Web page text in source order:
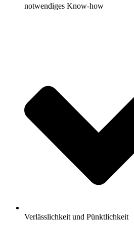
notwendiges Know-how
Verlässlichkeit und Pünktlichkeit